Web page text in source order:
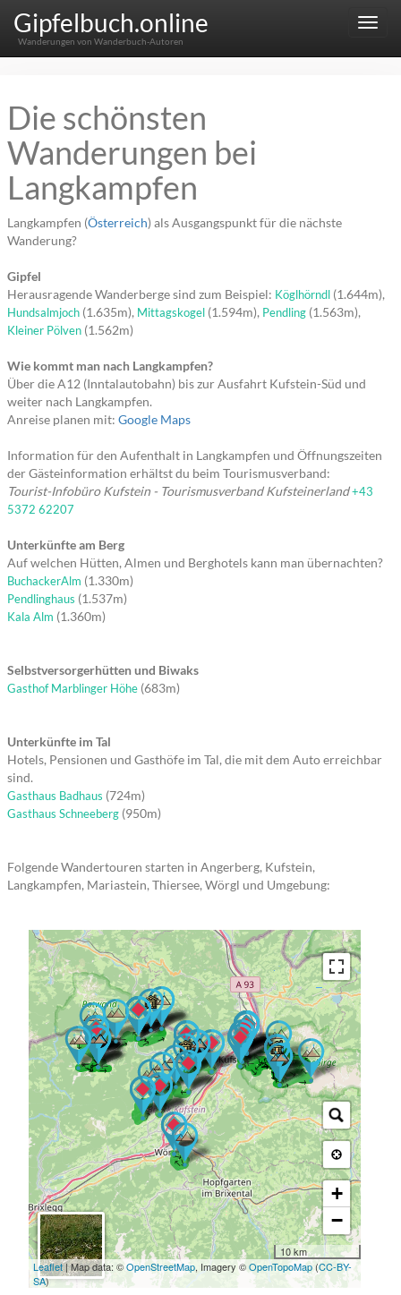
Menu
Gipfelbuch.online
Wanderungen von Wanderbuch-Autoren
Die schönsten
Wanderungen bei
Langkampfen
Langkampfen (Österreich) als Ausgangspunkt für die nächste
Wanderung?
Gipfel
Herausragende Wanderberge sind zum Beispiel: Köglhörndl (1.644m),
Hundsalmjoch (1.635m), Mittagskogel (1.594m), Pendling (1.563m),
Kleiner Pölven (1.562m)
Wie kommt man nach Langkampfen?
Über die A12 (Inntalautobahn) bis zur Ausfahrt Kufstein-Süd und
weiter nach Langkampfen.
Anreise planen mit: Google Maps
Information für den Aufenthalt in Langkampfen und Öffnungszeiten
der Gästeinformation erhältst du beim Tourismusverband:
Tourist-Infobüro Kufstein - Tourismusverband Kufsteinerland+43
5372 62207
Unterkünfte am Berg
Auf welchen Hütten, Almen und Berghotels kann man übernachten?
BuchackerAlm (1.330m)
Pendlinghaus (1.537m)
Kala Alm (1.360m)
Selbstversorgerhütten und Biwaks
Gasthof Marblinger Höhe (683m)
Unterkünfte im Tal
Hotels, Pensionen und Gasthöfe im Tal, die mit dem Auto erreichbar
sind.
Gasthaus Badhaus (724m)
Gasthaus Schneeberg (950m)
Folgende Wandertouren starten in Angerberg, Kufstein,
Langkampfen, Mariastein, Thiersee, Wörgl und Umgebung:
→ → → → → → →
→ → → → → → → → → →
→ → →
→ → →
→ →
→ → → → →
→ → → →
→ → → → → →
→ →
→ → → →
→
→ → →
→ → →
→ → → →
→ → →
→ → → →
→ →
→ → →
→ → → →
→ → →
→ → → → → → → → → → →
→ → → → →
+
−
10 km
Leaflet| Map data: ©OpenStreetMap, Imagery ©OpenTopoMap (CC-BY-
SA)